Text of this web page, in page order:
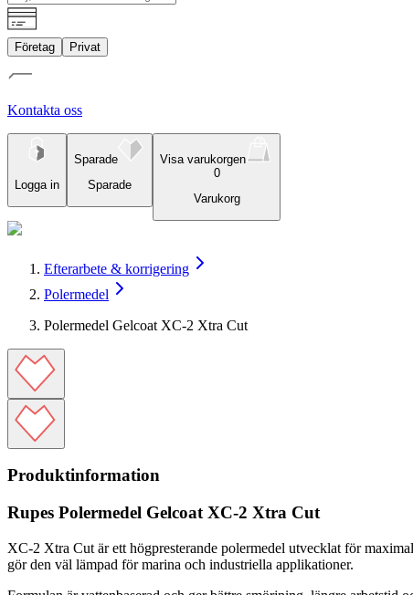
Företag Privat
Kontakta oss
Logga in
Sparade
Sparade
Visa varukorgen
0
Varukorg
Efterarbete & korrigering
Polermedel
Polermedel Gelcoat XC-2 Xtra Cut
Produktinformation
Rupes Polermedel Gelcoat XC-2 Xtra Cut
XC-2 Xtra Cut är ett högpresterande polermedel utvecklat för
gör den väl lämpad för marina och industriella applikationer.